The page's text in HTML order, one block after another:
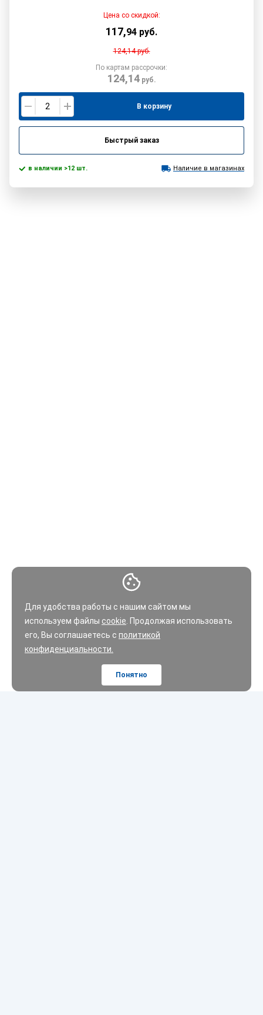
Для удобства работы с нашим сайтом мы
используем файлы cookie . Продолжая использовать
его, Вы соглашаетесь с политикой
конфиденциальности.
Понятно
Цена со скидкой:
117,94 руб.
124,14руб.
По картам рассрочки:
124,14руб.
В корзину
Быстрый заказ
в наличии >12 шт. Наличие в магазинах